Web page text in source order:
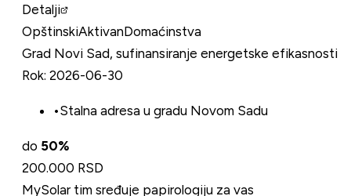
Detalji
OpštinskiAktivanDomaćinstva
Grad Novi Sad, sufinansiranje energetske efikasnosti
Rok: 2026-06-30
•Stalna adresa u gradu Novom Sadu
do 50%
200.000 RSD
MySolar tim sređuje papirologiju za vas